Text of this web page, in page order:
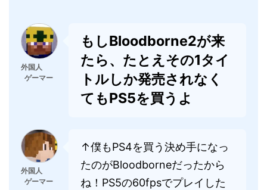
外国人
ゲーマー
もしBloodborne2が来
たら、たとえその1タイ
トルしか発売されなく
てもPS5を買うよ
外国人
ゲーマー
↑僕もPS4を買う決め手になっ
たのがBloodborneだったから
ね！PS5の60fpsでプレイした